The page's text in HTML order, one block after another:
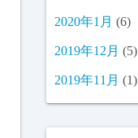
2020年1月 (6)
2019年12月 (5)
2019年11月 (1)